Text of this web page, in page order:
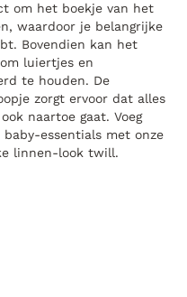
om het boekje van het
waardoor je belangrijke
Bovendien kan het
luiertjes en
te houden. De
zorgt ervoor dat alles
naartoe gaat. Voeg
essentials met onze
linnen-look twill.